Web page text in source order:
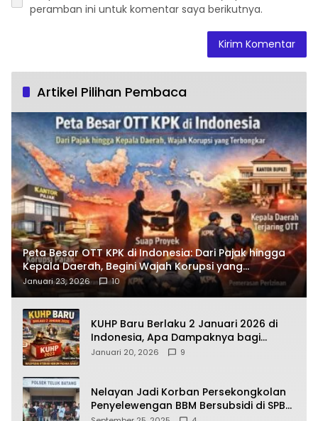
peramban ini untuk komentar saya berikutnya.
Artikel Pilihan Pembaca
Peta Besar OTT KPK di Indonesia: Dari Pajak hingga
Kepala Daerah, Begini Wajah Korupsi yang
Terbongkar
Januari 23, 2026 10
KUHP Baru Berlaku 2 Januari 2026 di
Indonesia, Apa Dampaknya bagi
Kehidupan Warga? Ini Aturan Kunci
Januari 20, 2026 9
Nelayan Jadi Korban Persekongkolan
Penyelewengan BBM Bersubsidi di SPBU